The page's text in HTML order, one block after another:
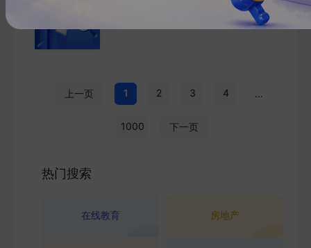
上一页 1 2 3 4 ...
1000 下一页
热门搜索
在线教育 房地产